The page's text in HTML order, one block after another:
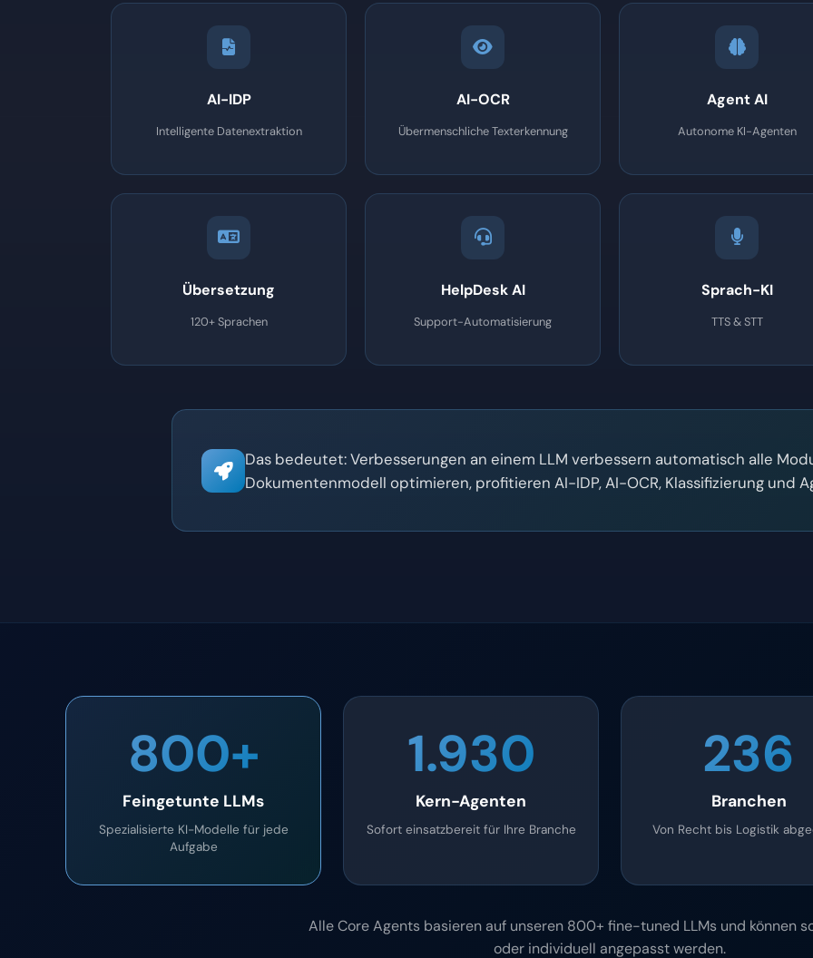
AI-IDP
Intelligente Datenextraktion
AI-OCR
Übermenschliche Texterkennung
Agent AI
Autonome KI-Agenten
Übersetzung
120+ Sprachen
HelpDesk AI
Support-Automatisierung
Sprach-KI
TTS & STT
Das bedeutet: Verbesserungen an einem LLM verbessern automatisch alle
Dokumentenmodell optimieren, profitieren AI-IDP, AI-OCR, Klassifizierung und
800+
Feingetunte LLMs
Spezialisierte KI-Modelle für jede
Aufgabe
1.930
Kern-Agenten
Sofort einsatzbereit für Ihre Branche
236
Branchen
Von Recht bis Logistik
Alle Core Agents basieren auf unseren 800+ fine-tuned LLMs und können
oder individuell angepasst werden.